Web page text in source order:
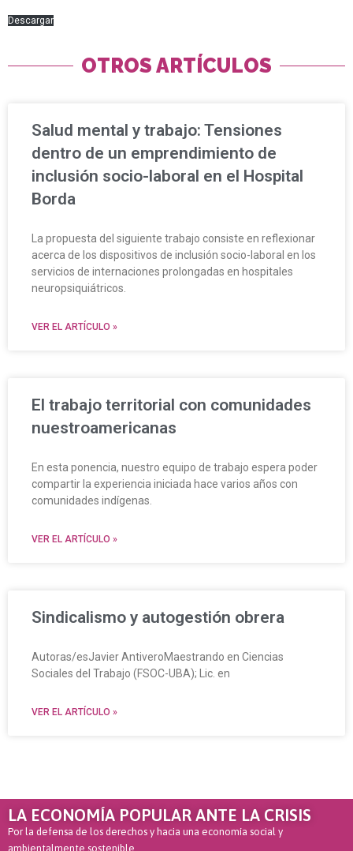
Descargar
OTROS ARTÍCULOS
Salud mental y trabajo: Tensiones
dentro de un emprendimiento de
inclusión socio-laboral en el Hospital
Borda
La propuesta del siguiente trabajo consiste en reflexionar
acerca de los dispositivos de inclusión socio-laboral en los
servicios de internaciones prolongadas en hospitales
neuropsiquiátricos.
VER EL ARTÍCULO »
El trabajo territorial con comunidades
nuestroamericanas
En esta ponencia, nuestro equipo de trabajo espera poder
compartir la experiencia iniciada hace varios años con
comunidades indígenas.
VER EL ARTÍCULO »
Sindicalismo y autogestión obrera
Autoras/esJavier AntiveroMaestrando en Ciencias
Sociales del Trabajo (FSOC-UBA); Lic. en
VER EL ARTÍCULO »
LA ECONOMÍA POPULAR ANTE LA CRISIS
Por la defensa de los derechos y hacia una economía social y
ambientalmente sostenible